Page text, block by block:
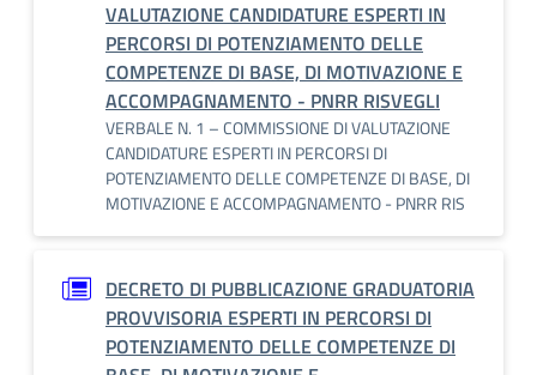
VALUTAZIONE CANDIDATURE ESPERTI IN
PERCORSI DI POTENZIAMENTO DELLE
COMPETENZE DI BASE, DI MOTIVAZIONE E
ACCOMPAGNAMENTO - PNRR RISVEGLI
VERBALE N. 1 – COMMISSIONE DI VALUTAZIONE
CANDIDATURE ESPERTI IN PERCORSI DI
POTENZIAMENTO DELLE COMPETENZE DI BASE, DI
MOTIVAZIONE E ACCOMPAGNAMENTO - PNRR RIS
DECRETO DI PUBBLICAZIONE GRADUATORIA
PROVVISORIA ESPERTI IN PERCORSI DI
POTENZIAMENTO DELLE COMPETENZE DI